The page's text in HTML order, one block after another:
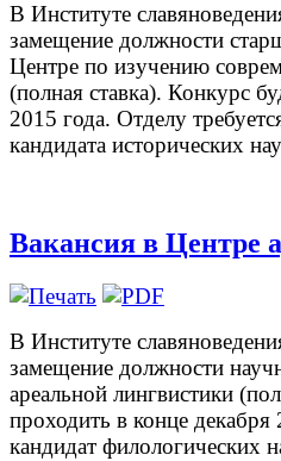
В Институте
замещение должности
Центре по изучению
(полная ставка). Конкурс
2015 года. Отделу
кандидата исторических
Вакансия в Центре
В Институте
замещение должности
ареальной лингвистики
проходить в конце декабря
кандидат филологических